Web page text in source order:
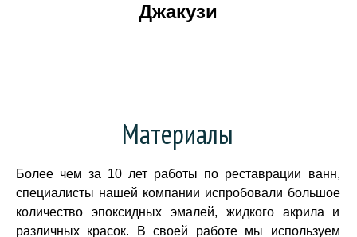
Джакузи
Материалы
Более чем за 10 лет работы по реставрации ванн,
специалисты нашей компании испробовали большое
количество эпоксидных эмалей, жидкого акрила и
различных красок. В своей работе мы используем